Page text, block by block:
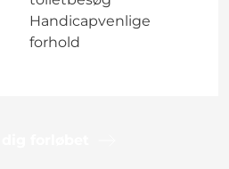
Handicapvenlige
forhold